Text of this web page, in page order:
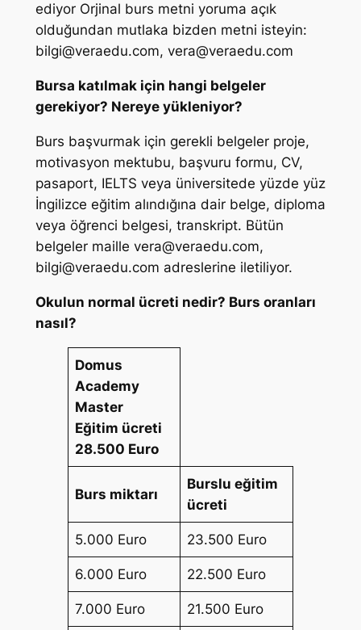
ediyor Orjinal burs metni yoruma açık
olduğundan mutlaka bizden metni isteyin:
bilgi@veraedu.com, vera@veraedu.com
Bursa katılmak için hangi belgeler
gerekiyor? Nereye yükleniyor?
Burs başvurmak için gerekli belgeler proje,
motivasyon mektubu, başvuru formu, CV,
pasaport, IELTS veya üniversitede yüzde yüz
İngilizce eğitim alındığına dair belge, diploma
veya öğrenci belgesi, transkript. Bütün
belgeler maille vera@veraedu.com,
bilgi@veraedu.com adreslerine iletiliyor.
Okulun normal ücreti nedir? Burs oranları
nasıl?
Domus
Academy
Master
Eğitim ücreti
28.500 Euro
Burs miktarı
Burslu eğitim
ücreti
5.000 Euro 23.500 Euro
6.000 Euro 22.500 Euro
7.000 Euro 21.500 Euro